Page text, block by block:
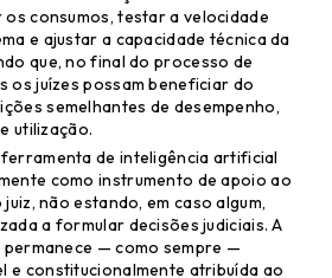
consumos, testar a velocidade
e ajustar a capacidade técnica da
que, no final do processo de
os juízes possam beneficiar do
semelhantes de desempenho,
utilização.
ferramenta de inteligência artificial
como instrumento de apoio ao
não estando, em caso algum,
a formular decisões judiciais. A
— como sempre —
e constitucionalmente atribuída ao